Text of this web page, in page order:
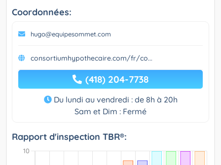
Coordonnées:
hugo@equipesommet.com
consortiumhypothecaire.com/fr/co...
(418) 204-7738
Du lundi au vendredi : de 8h à 20h
Sam et Dim : Fermé
Rapport d'inspection TBR®: